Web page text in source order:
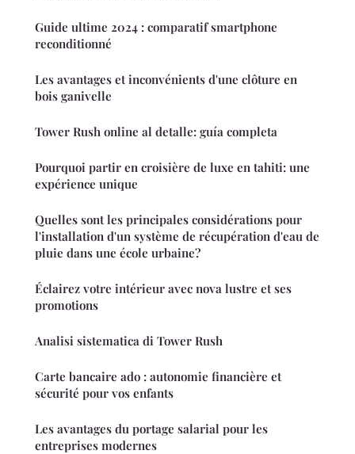
Guide ultime 2024 : comparatif smartphone
reconditionné
Les avantages et inconvénients d'une clôture en
bois ganivelle
Tower Rush online al detalle: guía completa
Pourquoi partir en croisière de luxe en tahiti: une
expérience unique
Quelles sont les principales considérations pour
l'installation d'un système de récupération d'eau de
pluie dans une école urbaine?
Éclairez votre intérieur avec nova lustre et ses
promotions
Analisi sistematica di Tower Rush
Carte bancaire ado : autonomie financière et
sécurité pour vos enfants
Les avantages du portage salarial pour les
entreprises modernes